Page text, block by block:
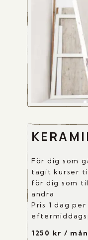
För dig som
tagit kurser
för dig som
andra
Pris 1 dag
1250 kr /